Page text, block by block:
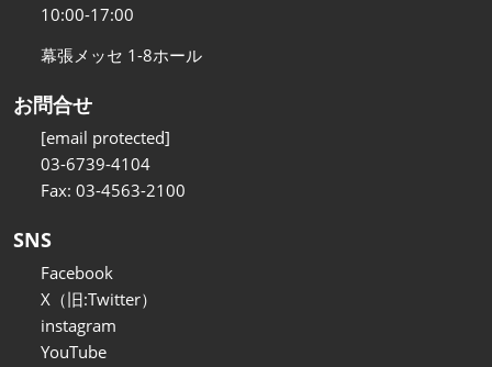
10:00-17:00
幕張メッセ 1-8ホール
お問合せ
[email protected]
03-6739-4104
Fax: 03-4563-2100
SNS
Facebook
X（旧:Twitter）
instagram
YouTube